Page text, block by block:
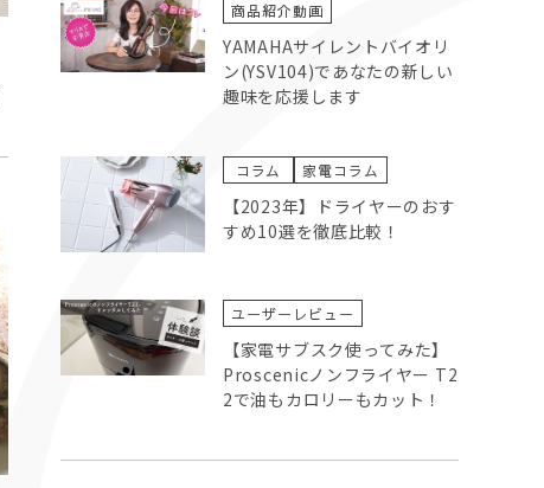
商品紹介動画
YAMAHAサイレントバイオリ
ン(YSV104)であなたの新しい
趣味を応援します
コラム 家電コラム
【2023年】ドライヤーのおす
すめ10選を徹底比較！
ユーザーレビュー
【家電サブスク使ってみた】
Proscenicノンフライヤー T2
2で油もカロリーもカット！